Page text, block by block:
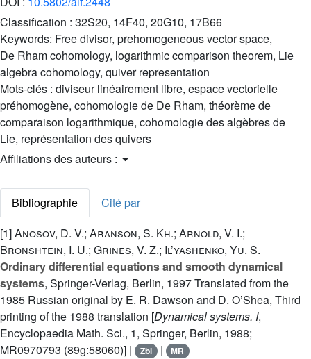
Classification : 32S20, 14F40, 20G10, 17B66
Keywords: Free divisor, prehomogeneous vector space,
De Rham cohomology, logarithmic comparison theorem, Lie
algebra cohomology, quiver representation
Mots-clés : diviseur linéairement libre, espace vectorielle
préhomogène, cohomologie de De Rham, théorème de
comparaison logarithmique, cohomologie des algèbres de
Lie, représentation des quivers
Affiliations des auteurs :
Bibliographie
Cité par
[1]Anosov, D. V.; Aranson, S. Kh.; Arnold, V. I.;
Bronshtein, I. U.; Grines, V. Z.; Il’yashenko, Yu. S.
Ordinary differential equations and smooth dynamical
systems, Springer-Verlag, Berlin, 1997 Translated from the
1985 Russian original by E. R. Dawson and D. O’Shea, Third
printing of the 1988 translation [Dynamical systems. I,
Encyclopaedia Math. Sci., 1, Springer, Berlin, 1988;
MR0970793 (89g:58060)] |
Zbl | MR